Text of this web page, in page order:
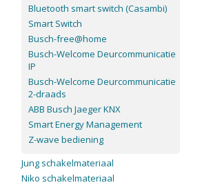
Bluetooth smart switch (Casambi)
Smart Switch
Busch-free@home
Busch-Welcome Deurcommunicatie
IP
Busch-Welcome Deurcommunicatie
2-draads
ABB Busch Jaeger KNX
Smart Energy Management
Z-wave bediening
Jung schakelmateriaal
Niko schakelmateriaal